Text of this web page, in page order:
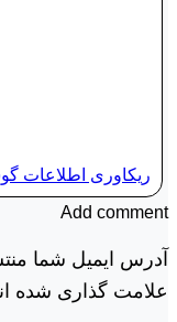
ریکاوری اطلاعات
Add comment
آدرس ایمیل شما
علامت گذاری شده